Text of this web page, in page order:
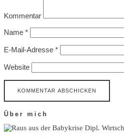
Kommentar
Name *
E-Mail-Adresse *
Website
Über mich
Dipl.